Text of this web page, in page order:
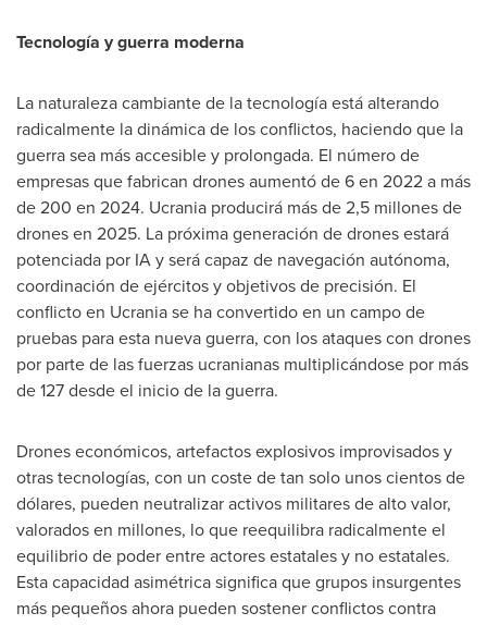
Tecnología y guerra moderna
La naturaleza cambiante de la tecnología está alterando
radicalmente la dinámica de los conflictos, haciendo que la
guerra sea más accesible y prolongada. El número de
empresas que fabrican drones aumentó de 6 en 2022 a más
de 200 en 2024. Ucrania producirá más de 2,5 millones de
drones en 2025. La próxima generación de drones estará
potenciada por IA y será capaz de navegación autónoma,
coordinación de ejércitos y objetivos de precisión. El
conflicto en Ucrania se ha convertido en un campo de
pruebas para esta nueva guerra, con los ataques con drones
por parte de las fuerzas ucranianas multiplicándose por más
de 127 desde el inicio de la guerra.
Drones económicos, artefactos explosivos improvisados y
otras tecnologías, con un coste de tan solo unos cientos de
dólares, pueden neutralizar activos militares de alto valor,
valorados en millones, lo que reequilibra radicalmente el
equilibrio de poder entre actores estatales y no estatales.
Esta capacidad asimétrica significa que grupos insurgentes
más pequeños ahora pueden sostener conflictos contra